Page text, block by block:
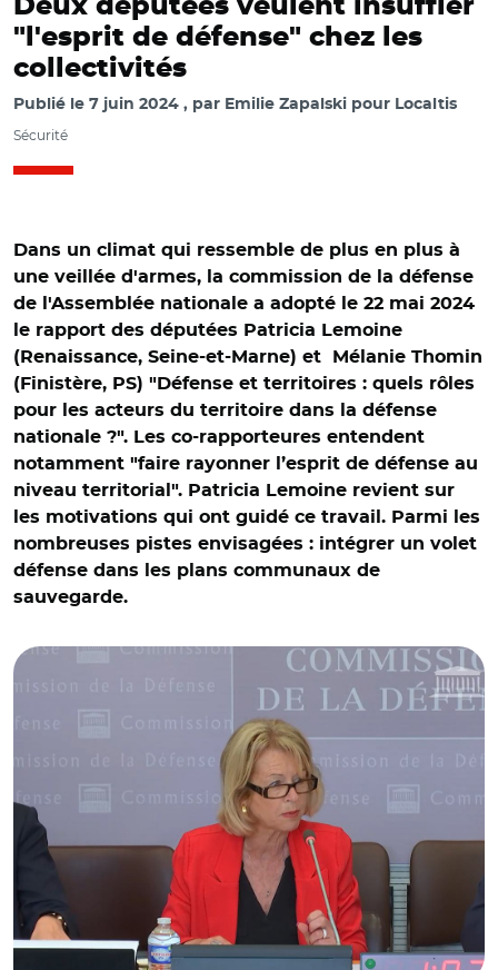
Deux députées veulent insuffler
"l'esprit de défense" chez les
collectivités
Publié le 7 juin 2024 par Emilie Zapalski pour Localtis
Sécurité
Dans un climat qui ressemble de plus en plus à
une veillée d'armes, la commission de la défense
de l'Assemblée nationale a adopté le 22 mai 2024
le rapport des députées Patricia Lemoine
(Renaissance, Seine-et-Marne) et Mélanie Thomin
(Finistère, PS) "Défense et territoires : quels rôles
pour les acteurs du territoire dans la défense
nationale ?". Les co-rapporteures entendent
notamment "faire rayonner l’esprit de défense au
niveau territorial". Patricia Lemoine revient sur
les motivations qui ont guidé ce travail. Parmi les
nombreuses pistes envisagées : intégrer un volet
défense dans les plans communaux de
sauvegarde.